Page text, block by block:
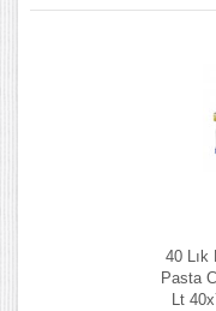
40 Lık
Pasta
Lt